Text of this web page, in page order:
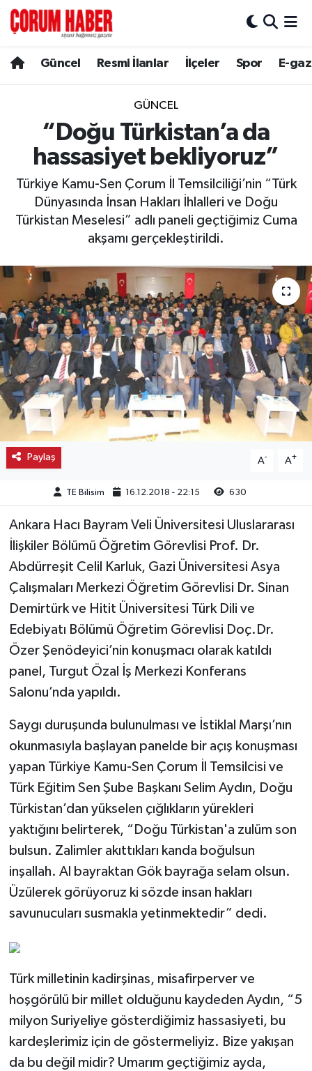
Güncel Resmi İlanlar İlçeler Spor E-
GÜNCEL
“Doğu Türkistan’a da
hassasiyet bekliyoruz”
Türkiye Kamu-Sen Çorum İl Temsilciliği’nin “Türk
Dünyasında İnsan Hakları İhlalleri ve Doğu
Türkistan Meselesi” adlı paneli geçtiğimiz Cuma
akşamı gerçekleştirildi.
Paylaş A- A+
TE Bilisim 16.12.2018 - 22:15 630
Ankara Hacı Bayram Veli Üniversitesi Uluslararası
İlişkiler Bölümü Öğretim Görevlisi Prof. Dr.
Abdürreşit Celil Karluk, Gazi Üniversitesi Asya
Çalışmaları Merkezi Öğretim Görevlisi Dr. Sinan
Demirtürk ve Hitit Üniversitesi Türk Dili ve
Edebiyatı Bölümü Öğretim Görevlisi Doç.Dr.
Özer Şenödeyici’nin konuşmacı olarak katıldı
panel, Turgut Özal İş Merkezi Konferans
Salonu’nda yapıldı.
Saygı duruşunda bulunulması ve İstiklal Marşı’nın
okunmasıyla başlayan panelde bir açış konuşması
yapan Türkiye Kamu-Sen Çorum İl Temsilcisi ve
Türk Eğitim Sen Şube Başkanı Selim Aydın, Doğu
Türkistan’dan yükselen çığlıkların yürekleri
yaktığını belirterek, “Doğu Türkistan'a zulüm son
bulsun. Zalimler akıttıkları kanda boğulsun
inşallah. Al bayraktan Gök bayrağa selam olsun.
Üzülerek görüyoruz ki sözde insan hakları
savunucuları susmakla yetinmektedir” dedi.
Türk milletinin kadirşinas, misafirperver ve
hoşgörülü bir millet olduğunu kaydeden Aydın, “5
milyon Suriyeliye gösterdiğimiz hassasiyeti, bu
kardeşlerimiz için de göstermeliyiz. Bize yakışan
da bu değil midir? Umarım geçtiğimiz ayda,
Spor
Resmi İlanlar
Alaca
Bayat
Boğazkale
Dodurga
İskilip
Kargı
Laçin
Mecitözü
Oğuzlar
Sungurlu
Uğurludağ
Sağlık
Hava Durumu
Çorum Namaz Vakitleri
Trafik Durumu
Süper Lig Puan Durumu ve Fikstür
Tüm Manşetler
Son Dakika Haberleri
Haber Arşivi